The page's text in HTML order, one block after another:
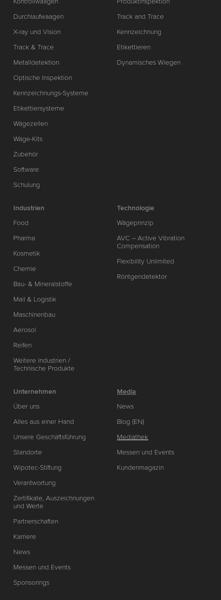
Durchlaufwaagen
X-ray und Vision
Track & Trace
Metalldetektion
Optische Inspektion
Kennzeichnungs-Systeme
Etikettiersysteme
Wägezellen
Wäge-Kits
Zubehör
Software
Schulung
Track and Trace
Kennzeichnung
Etikettieren
Dynamisches Wiegen
Industrien
Food
Pharma
Kosmetik
Chemie
Bau- & Mineralstoffe
Mail & Logistik
Maschinenbau
Aerosol
Reifen
Weitere Industrien /
Technische Produkte
Technologie
Wägeprinzip
AVC – Active Vibration
Compensation
Flexibility Unlimited
Röntgendetektor
Unternehmen
Über uns
Alles aus einer Hand
Unsere Geschäftsführung
Standorte
Wipotec-Stiftung
Verantwortung
Zertifikate, Auszeichnungen
und Werte
Partnerschaften
Karriere
News
Messen und Events
Sponsorings
Media
News
Blog (EN)
Mediathek
Messen und Events
Kundenmagazin